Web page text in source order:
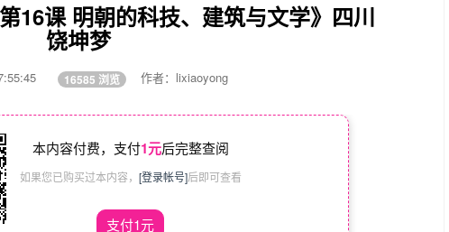
16课 明朝的科技、建筑与文学》四川
饶坤梦
16585 浏览 作者：lixiaoyong
本内容付费，支付1元后完整查阅
如果您已购买过本内容， [登录帐号]后即可查看
支付1元